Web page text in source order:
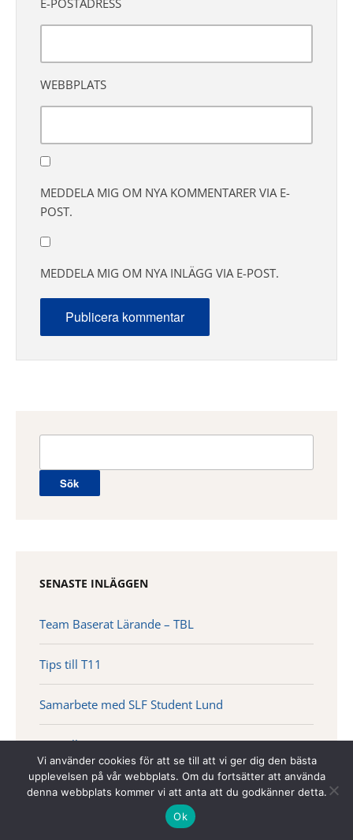
E-POSTADRESS
WEBBPLATS
MEDDELA MIG OM NYA KOMMENTARER VIA E-
POST.
MEDDELA MIG OM NYA INLÄGG VIA E-POST.
SENASTE INLÄGGEN
Team Baserat Lärande – TBL
Tips till T11
Samarbete med SLF Student Lund
Tips till T10
Hur börjar man forska som läkarstudent?
Vi använder cookies för att se till att vi ger dig den bästa
upplevelsen på vår webbplats. Om du fortsätter att använda
denna webbplats kommer vi att anta att du godkänner detta.
Ok